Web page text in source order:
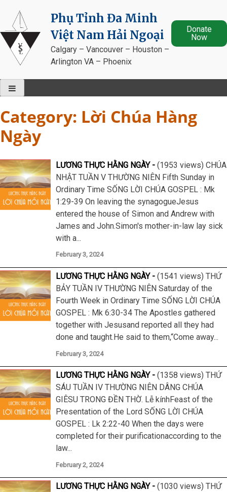
content
Phụ Tỉnh Đa Minh
Việt Nam Hải Ngoại
Calgary – Vancouver – Houston –
Arlington VA – Phoenix
Donate
Now
Category: Lời Chúa Hàng
Ngày
LƯƠNG THỰC HẰNG NGÀY
(1953 views) CHÚA
NHẬT TUẦN V THƯỜNG NIÊN Fifth Sunday in
Ordinary Time SỐNG LỜI CHÚA GOSPEL : Mk
1:29-39 On leaving the synagogueJesus
entered the house of Simon and Andrew with
James and John.Simon's mother-in-law lay sick
with a...
February 3, 2024
LƯƠNG THỰC HẰNG NGÀY
(1541 views) THỨ
BẢY TUẦN IV THƯỜNG NIÊN Saturday of the
Fourth Week in Ordinary Time SỐNG LỜI CHÚA
GOSPEL : Mk 6:30-34 The Apostles gathered
together with Jesusand reported all they had
done and taught.He said to them,“Come away...
February 3, 2024
LƯƠNG THỰC HẰNG NGÀY
(1358 views) THỨ
SÁU TUẦN IV THƯỜNG NIÊN DÂNG CHÚA
GIÊSU TRONG ĐỀN THỜ. Lễ kínhFeast of the
Presentation of the Lord SỐNG LỜI CHÚA
GOSPEL : Lk 2:22-40 When the days were
completed for their purificationaccording to the
law...
February 2, 2024
LƯƠNG THỰC HẰNG NGÀY
(1030 views) THỨ